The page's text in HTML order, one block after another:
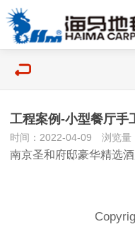
工程案例-小型餐厅手
时间：2022-04-09 浏览量
南京圣和府邸豪华精选